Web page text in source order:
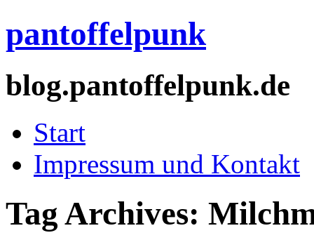
pantoffelpunk
blog.pantoffelpunk.de
Start
Impressum und Kontakt
Tag Archives: